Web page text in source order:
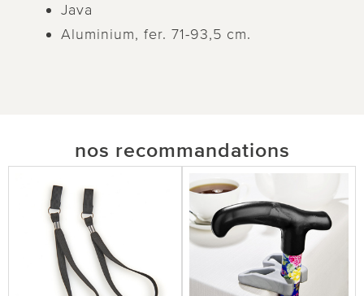
Java
Aluminium, fer. 71-93,5 cm.
nos recommandations